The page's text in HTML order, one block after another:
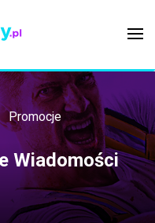
Promocje
Wiadomości